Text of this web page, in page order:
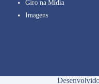
Giro na Mídia
Imagens